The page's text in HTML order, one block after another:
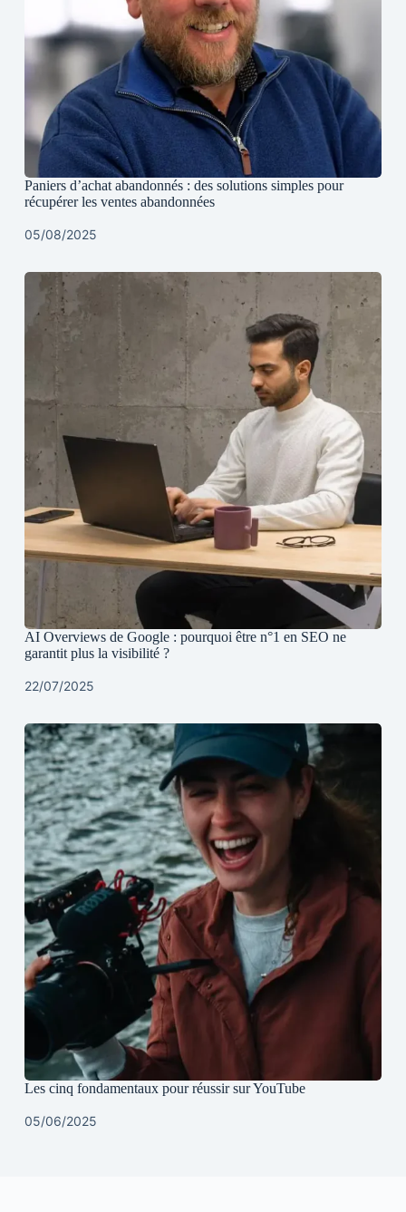
Paniers d’achat abandonnés : des solutions simples pour
récupérer les ventes abandonnées
05/08/2025
AI Overviews de Google : pourquoi être n°1 en SEO ne
garantit plus la visibilité ?
22/07/2025
Les cinq fondamentaux pour réussir sur YouTube
05/06/2025